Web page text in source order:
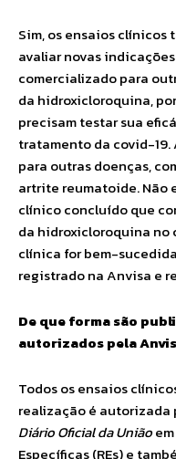
Sim, os ensaios clínicos
avaliar novas
comercializado para
da hidroxicloroquina,
precisam testar sua
tratamento da covid-
para outras doenças,
artrite reumatoide. Não
clínico concluído que
da hidroxicloroquina no
clínica for bem-
registrado na Anvisa e
De que forma são
autorizados pela
Todos os ensaios
realização é autorizada
Diário Oficial da Uniãoem
Específicas (REs) e